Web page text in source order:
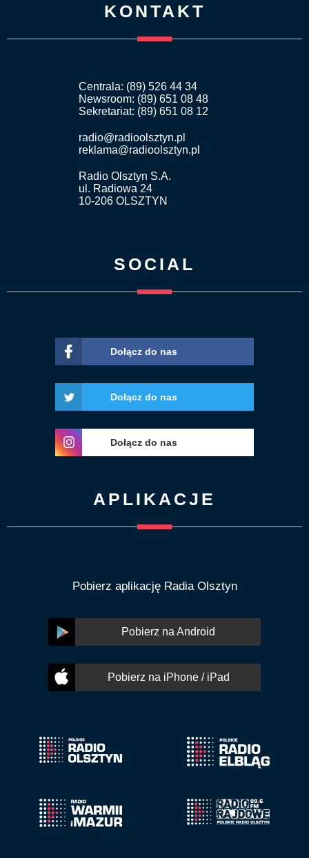
KONTAKT
Centrala: (89) 526 44 34
Newsroom: (89) 651 08 48
Sekretariat: (89) 651 08 12
radio@radioolsztyn.pl
reklama@radioolsztyn.pl
Radio Olsztyn S.A.
ul. Radiowa 24
10-206 OLSZTYN
SOCIAL
Dołącz do nas
Dołącz do nas
Dołącz do nas
APLIKACJE
Pobierz aplikację Radia Olsztyn
Pobierz na Android
Pobierz na iPhone / iPad